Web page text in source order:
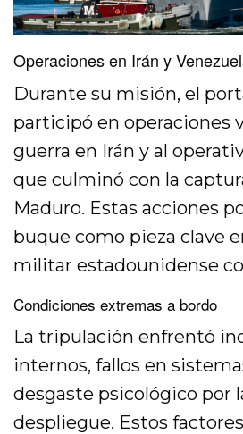
Operaciones en Irán y
Durante su misión, el
participó en operaciones
guerra en Irán y al
que culminó con la
Maduro. Estas acciones
buque como pieza clave
militar estadounidense
Condiciones extremas a bordo
La tripulación enfrentó
internos, fallos en
desgaste psicológico por
despliegue. Estos